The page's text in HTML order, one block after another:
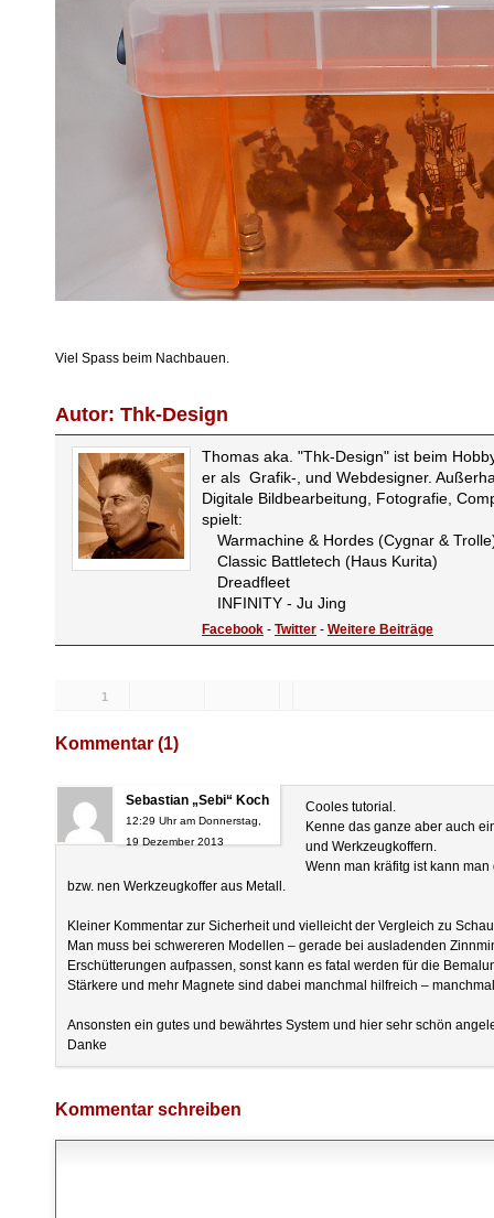
Viel Spass beim Nachbauen.
Autor: Thk-Design
Thomas aka. "Thk-Design" ist beim
er als Grafik-, und Webdesigner.
Digitale Bildbearbeitung, Fotografie,
spielt:
Warmachine & Hordes (Cygnar &
Classic Battletech (Haus Kurita)
Dreadfleet
INFINITY - Ju Jing
Facebook - Twitter - Weitere Beiträge
1
Kommentar (1)
Sebastian „Sebi“ Koch
12:29 Uhr am Donnerstag,
19 Dezember 2013
Cooles tutorial.
Kenne das ganze aber auch
und Werkzeugkoffern.
Wenn man kräfitg ist kann
bzw. nen Werkzeugkoffer aus Metall.
Kleiner Kommentar zur Sicherheit und vielleicht der Vergleich zu
Man muss bei schwereren Modellen – gerade bei ausladenden
Erschütterungen aufpassen, sonst kann es fatal werden für die
Stärkere und mehr Magnete sind dabei manchmal hilfreich –
Ansonsten ein gutes und bewährtes System und hier sehr schön
Danke
Kommentar schreiben